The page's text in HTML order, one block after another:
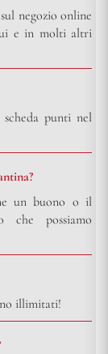
negozio online
e in molti altri
punti nel
un buono o il
che possiamo
illimitati!